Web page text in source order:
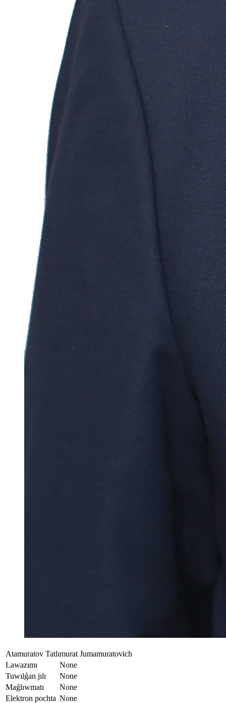
Atamuratov Tatlımurat Jumamuratovich
Lawazımı
None
Tuwılǵan jılı
None
Maǵlıwmatı
None
Elektron pochta None